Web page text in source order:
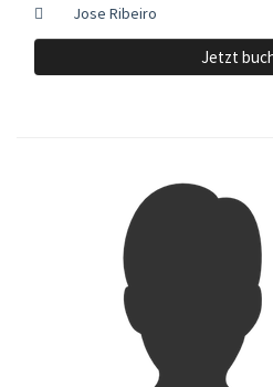
Jose Ribeiro
Jetzt